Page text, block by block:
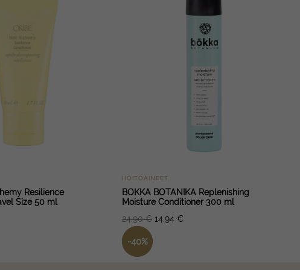
Resilience
Size 50 ml
HOITOAINEET
BOKKA BOTANIKA Replenishing
Moisture Conditioner 300 ml
24.90€ 14.94 €
-40%